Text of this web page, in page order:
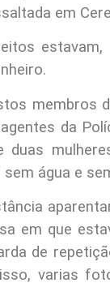
em
membros
da
água e
em que
de
varias